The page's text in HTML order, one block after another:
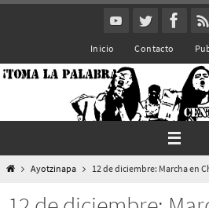
Inicio Contacto
InicioAyotzinapa 12 de diciembre: Marcha en